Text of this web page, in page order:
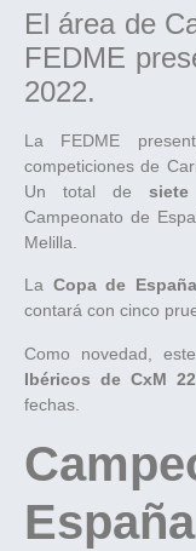
El área de
FEDME
2022.
La FEDME
competiciones de
Un total de
Campeonato de
Melilla.
La Copa de España
contará con cinco
Como novedad,
Ibéricos de CxM
fechas.